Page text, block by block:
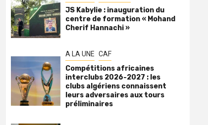
JS Kabylie : inauguration du
centre de formation « Mohand
Cherif Hannachi »
A LA UNE CAF
Compétitions africaines
interclubs 2026-2027 : les
clubs algériens connaissent
leurs adversaires aux tours
préliminaires